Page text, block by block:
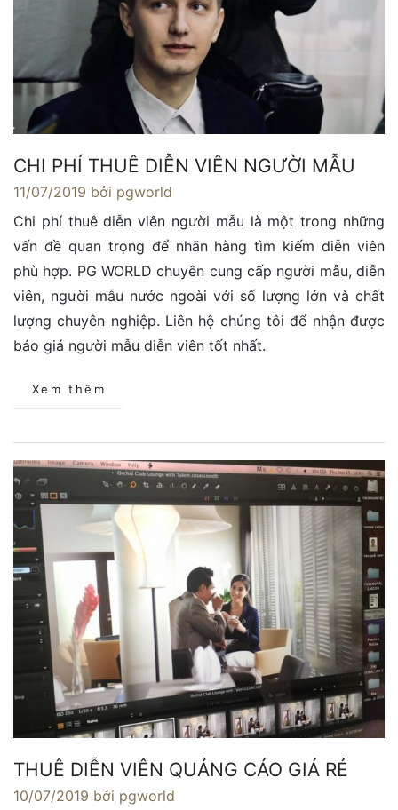
CHI PHÍ THUÊ DIỄN VIÊN NGƯỜI MẪU
11/07/2019 bởi pgworld
Chi phí thuê diễn viên người mẫu là một trong những
vấn đề quan trọng để nhãn hàng tìm kiếm diễn viên
phù hợp. PG WORLD chuyên cung cấp người mẫu, diễn
viên, người mẫu nước ngoài với số lượng lớn và chất
lượng chuyên nghiệp. Liên hệ chúng tôi để nhận được
báo giá người mẫu diễn viên tốt nhất.
Xem thêm
THUÊ DIỄN VIÊN QUẢNG CÁO GIÁ RẺ
10/07/2019 bởi pgworld